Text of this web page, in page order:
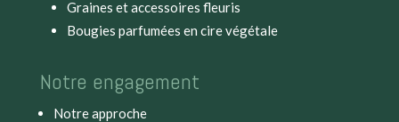
Graines et accessoires fleuris
Bougies parfumées en cire végétale
Notre engagement
Notre approche